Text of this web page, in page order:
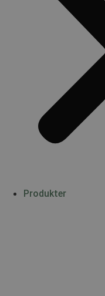
Produkter